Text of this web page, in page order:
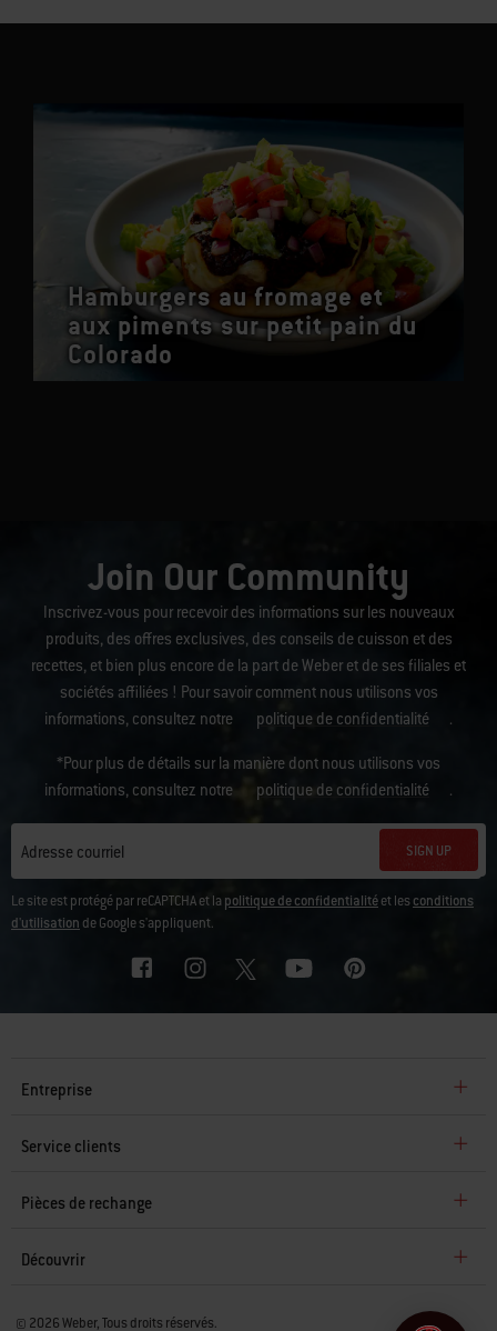
Hamburgers au fromage et
aux piments sur petit pain du
Colorado
Join Our Community
Inscrivez-vous pour recevoir des informations sur les nouveaux
produits, des offres exclusives, des conseils de cuisson et des
recettes, et bien plus encore de la part de Weber et de ses filiales et
sociétés affiliées ! Pour savoir comment nous utilisons vos
informations, consultez notre
politique de confidentialité .
*Pour plus de détails sur la manière dont nous utilisons vos
informations, consultez notre
politique de confidentialité .
Adresse courriel SIGN UP
Le site est protégé par reCAPTCHA et la politique de confidentialitéet les conditions
d'utilisation de Google s'appliquent.
Entreprise
Service clients
Pièces de rechange
Découvrir
© 2026 Weber, Tous droits réservés.